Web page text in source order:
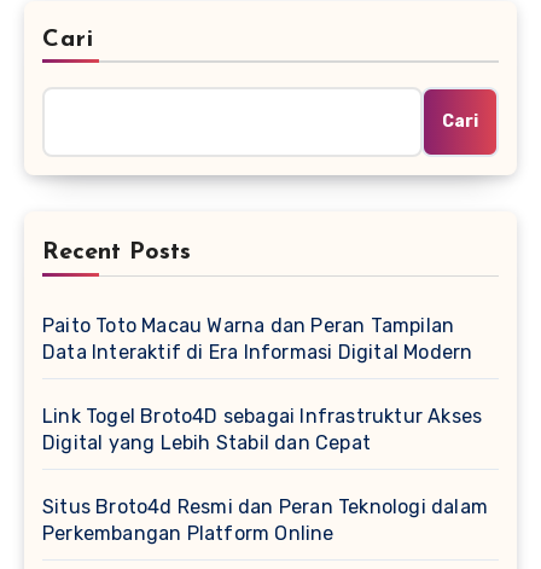
Cari
Cari
Recent Posts
Paito Toto Macau Warna dan Peran Tampilan
Data Interaktif di Era Informasi Digital Modern
Link Togel Broto4D sebagai Infrastruktur Akses
Digital yang Lebih Stabil dan Cepat
Situs Broto4d Resmi dan Peran Teknologi dalam
Perkembangan Platform Online